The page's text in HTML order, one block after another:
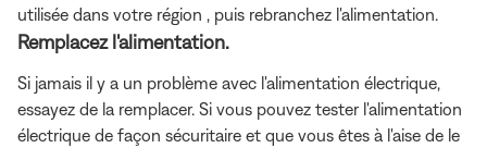
utilisée dans votre région , puis rebranchez l'alimentation.
Remplacez l'alimentation.
Si jamais il y a un problème avec l'alimentation électrique,
essayez de la remplacer. Si vous pouvez tester l'alimentation
électrique de façon sécuritaire et que vous êtes à l'aise de le